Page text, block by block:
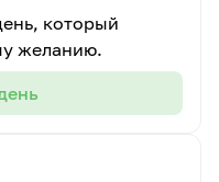
который
желанию.